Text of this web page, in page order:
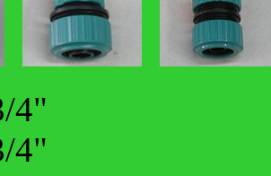
4"
4"